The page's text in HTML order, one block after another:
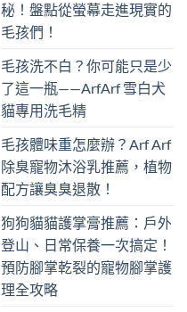
秘！盤點從螢幕走進現實的
毛孩們！
毛孩洗不白？你可能只是少
了這一瓶——ArfArf 雪白犬
貓專用洗毛精
毛孩體味重怎麼辦？Arf Arf
除臭寵物沐浴乳推薦，植物
配方讓臭臭退散！
狗狗貓貓護掌膏推薦：戶外
登山、日常保養一次搞定！
預防腳掌乾裂的寵物腳掌護
理全攻略